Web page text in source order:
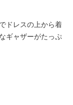
ドレスの上から着
ギャザーがたっぷ